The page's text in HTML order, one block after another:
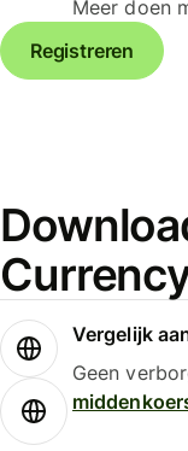
Meer doen
Registreren
Vergelijk
Geen